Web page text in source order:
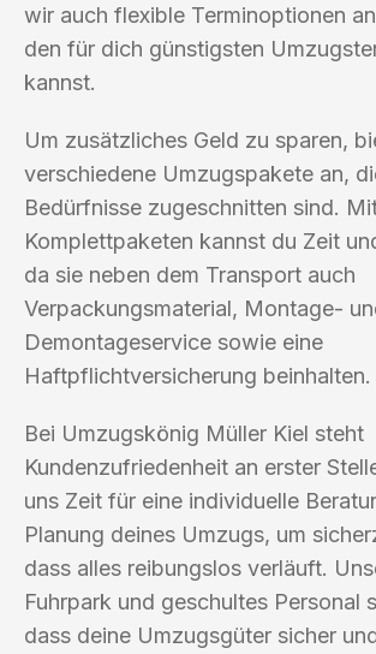
wir auch flexible Terminoptionen
den für dich günstigsten
kannst.
Um zusätzliches Geld zu sparen,
verschiedene Umzugspakete an,
Bedürfnisse zugeschnitten sind.
Komplettpaketen kannst du Zeit
da sie neben dem Transport auch
Verpackungsmaterial, Montage-
Demontageservice sowie eine
Haftpflichtversicherung beinhalten.
Bei Umzugskönig Müller Kiel steht
Kundenzufriedenheit an erster
uns Zeit für eine individuelle
Planung deines Umzugs, um
dass alles reibungslos verläuft.
Fuhrpark und geschultes Personal
dass deine Umzugsgüter sicher